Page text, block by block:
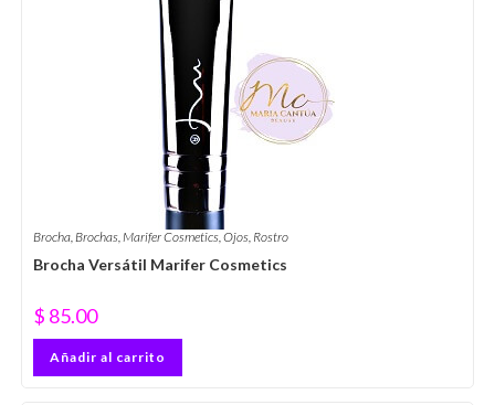
Brocha, Brochas, Marifer Cosmetics, Ojos, Rostro
Brocha Versátil Marifer Cosmetics
$ 85.00
Añadir al carrito